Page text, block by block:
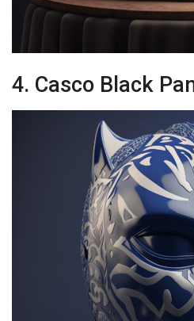
4. Casco Black